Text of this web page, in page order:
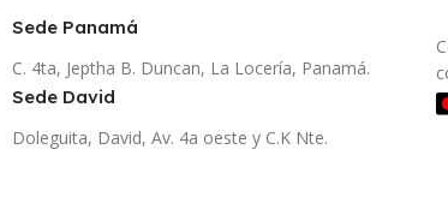
Sede Panamá
C. 4ta, Jeptha B. Duncan, La Locería, Panamá.
Sede David
Doleguita, David, Av. 4a oeste y C.K Nte.